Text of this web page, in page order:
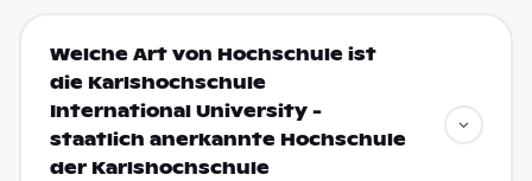
Welche Art von Hochschule ist
die Karlshochschule
International University -
staatlich anerkannte Hochschule
der Karlshochschule